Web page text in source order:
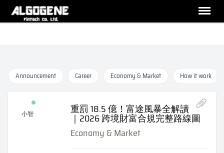
Announcement Career Economy & Market How it work
小智 重罰 18.5 億！富途風暴全解讀
｜2026 跨境財富合規完整路線圖
Economy & Market